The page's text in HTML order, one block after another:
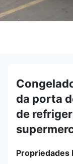
da porta
de
Propriedades